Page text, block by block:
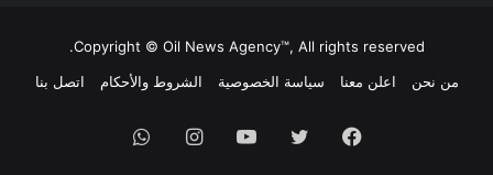
Copyright © Oil News Agency™, All rights reserved.
من نحن
اعلن معنا سياسة الخصوصية الشروط والأحكام اتصل بنا
فيسبوك تويتر يوتيوب انستقرام